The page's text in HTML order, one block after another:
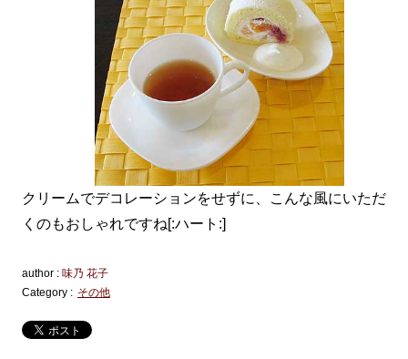
クリームでデコレーションをせずに、こんな風にいただ
くのもおしゃれですね[:ハート:]
author : 味乃 花子
Category : その他